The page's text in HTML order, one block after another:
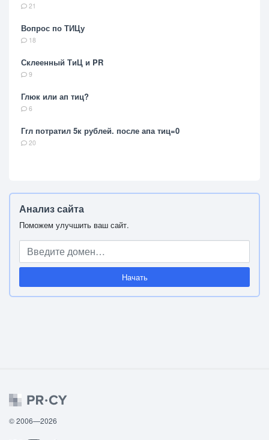
21
Вопрос по ТИЦу
18
Склеенный ТиЦ и PR
9
Глюк или ап тиц?
6
Ггл потратил 5к рублей. после апа тиц=0
20
Анализ сайта
Поможем улучшить ваш сайт.
Начать
© 2006—2026